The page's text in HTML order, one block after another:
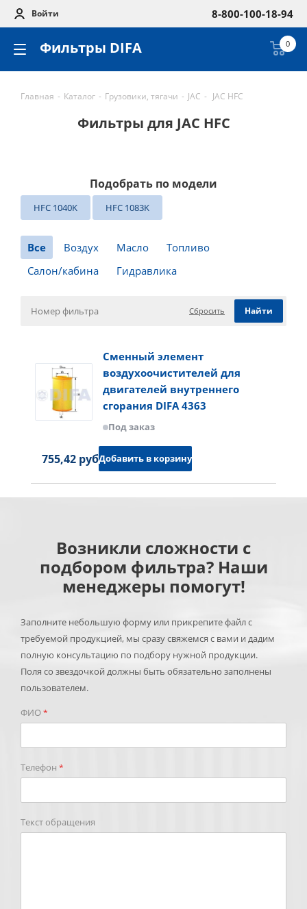
Войти 8-800-100-18-94
Фильтры DIFA 0
Главная - Каталог - Грузовики, тягачи - JAC - JAC HFC
Фильтры для JAC HFC
Подобрать по модели
HFC 1040K HFC 1083K
Все Воздух Масло
Топливо
Салон/кабина
Гидравлика
Сбросить
Сменный элемент
воздухоочистителей для
двигателей внутреннего
сгорания DIFA 4363
Под заказ
755,42 руб.Добавить в корзину
Возникли сложности с
подбором фильтра? Наши
менеджеры помогут!
Заполните небольшую форму или прикрепите файл с
требуемой продукцией, мы сразу свяжемся с вами и дадим
полную консультацию по подбору нужной продукции.
Поля со звездочкой должны быть обязательно заполнены
пользователем.
ФИО*
Телефон *
Текст обращения